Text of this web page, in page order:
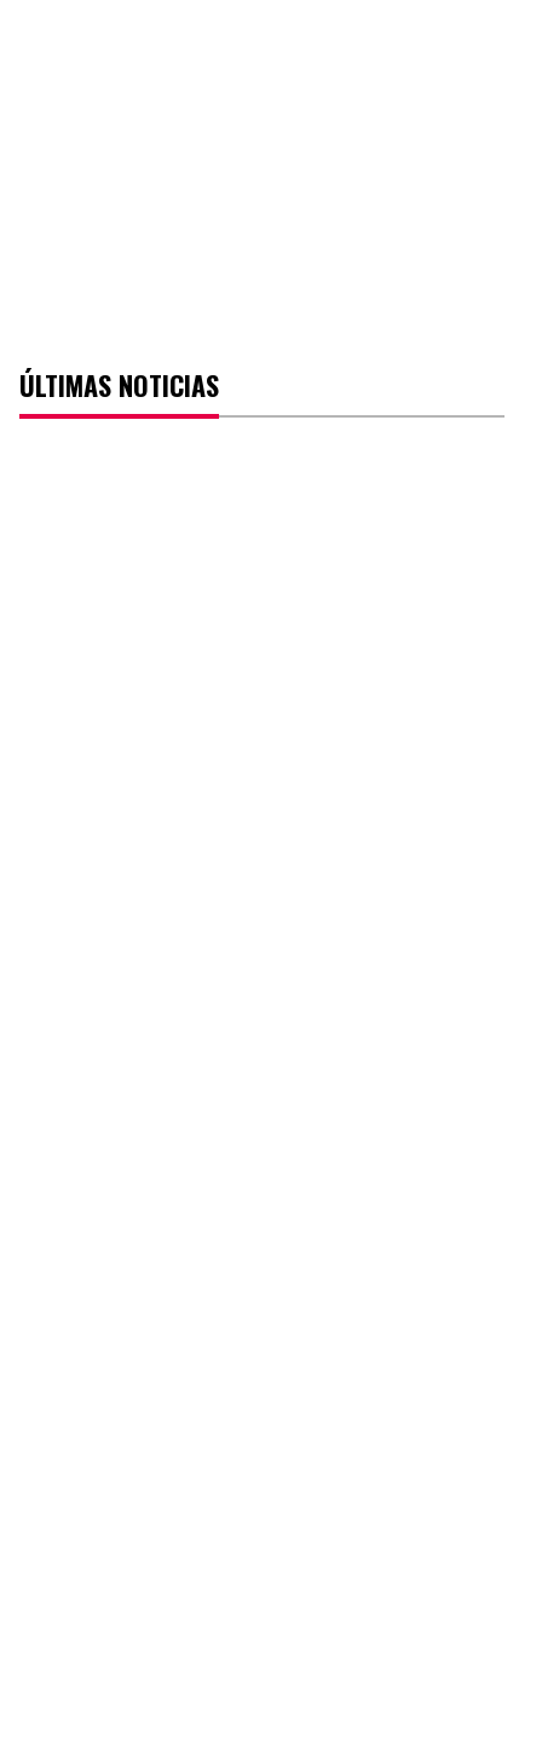
ÚLTIMAS NOTICIAS